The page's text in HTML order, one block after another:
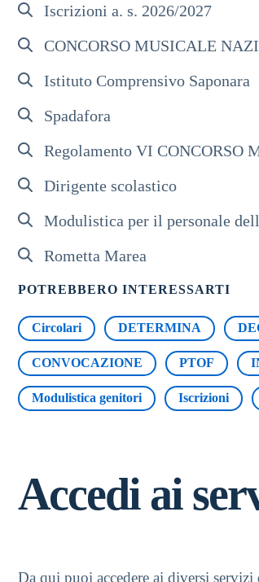
Iscrizioni a. s. 2026/2027
CONCORSO MUSICALE
Istituto Comprensivo Saponara
Spadafora
Regolamento VI CONCORSO
Dirigente scolastico
Modulistica per il personale
Rometta Marea
POTREBBERO INTERESSARTI
Circolari DETERMINA
CONVOCAZIONE PTOF
Modulistica genitori Iscrizioni
Accedi ai
Da qui puoi accedere ai diversi servizi